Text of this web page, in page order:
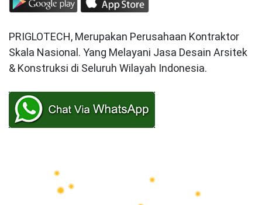
PRIGLOTECH, Merupakan Perusahaan Kontraktor
Skala Nasional. Yang Melayani Jasa Desain Arsitek
& Konstruksi di Seluruh Wilayah Indonesia.